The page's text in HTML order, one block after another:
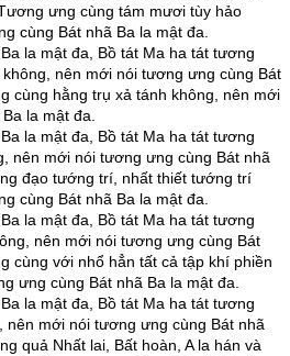
ưng cùng tám mươi tùy hảo
cùng Bát nhã Ba la mật đa.
la mật đa, Bồ tát Ma ha tát tương
nên mới nói tương ưng cùng Bát
cùng hằng trụ xả tánh không, nên mới
la mật đa.
la mật đa, Bồ tát Ma ha tát tương
nên mới nói tương ưng cùng Bát nhã
đạo tướng trí, nhất thiết tướng trí
cùng Bát nhã Ba la mật đa.
la mật đa, Bồ tát Ma ha tát tương
nên mới nói tương ưng cùng Bát
cùng với nhổ hẳn tất cả tập khí phiền
ưng cùng Bát nhã Ba la mật đa.
la mật đa, Bồ tát Ma ha tát tương
mới nói tương ưng cùng Bát nhã
quả Nhất lai, Bất hoàn, A la hán và